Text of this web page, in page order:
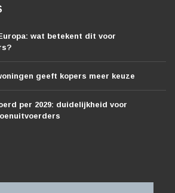
wat betekent dit voor
geeft kopers meer keuze
per 2029: duidelijkheid voor